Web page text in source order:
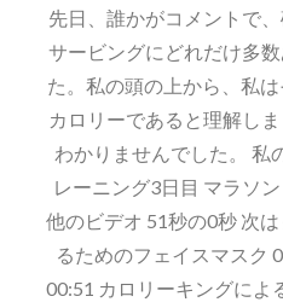
先日、誰かがコメントで
サービングにどれだけ多
た。私の頭の上から、私
カロリーであると理解し
わかりませんでした。 私
レーニング3日目 マラソ
他のビデオ 51秒の0秒 次
るためのフェイスマスク
00:51 カロリーキングによ